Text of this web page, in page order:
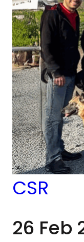
舉行，
位嘉賓
區成員
各地的
對有意
同承諾
CSR
26 Feb